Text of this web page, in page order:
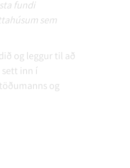
fundi
sem
og leggur til að
inn í
og